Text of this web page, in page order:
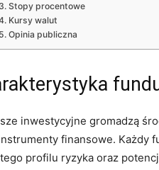
Stopy procentowe
Kursy walut
Opinia publiczna
inwestycyjne gromadzą
finansowe. Każdy
profilu ryzyka oraz